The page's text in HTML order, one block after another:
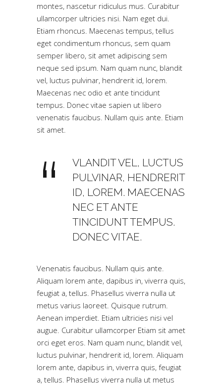
montes, nascetur ridiculus mus. Curabitur
ullamcorper ultricies nisi. Nam eget dui.
Etiam rhoncus. Maecenas tempus, tellus
eget condimentum rhoncus, sem quam
semper libero, sit amet adipiscing sem
neque sed ipsum. Nam quam nunc, blandit
vel, luctus pulvinar, hendrerit id, lorem.
Maecenas nec odio et ante tincidunt
tempus. Donec vitae sapien ut libero
venenatis faucibus. Nullam quis ante. Etiam
sit amet.
VLANDIT VEL, LUCTUS
PULVINAR, HENDRERIT
ID, LOREM. MAECENAS
NEC ET ANTE
TINCIDUNT TEMPUS.
DONEC VITAE.
Venenatis faucibus. Nullam quis ante.
Aliquam lorem ante, dapibus in, viverra quis,
feugiat a, tellus. Phasellus viverra nulla ut
metus varius laoreet. Quisque rutrum.
Aenean imperdiet. Etiam ultricies nisi vel
augue. Curabitur ullamcorper Etiam sit amet
orci eget eros. Nam quam nunc, blandit vel,
luctus pulvinar, hendrerit id, lorem. Aliquam
lorem ante, dapibus in, viverra quis, feugiat
a, tellus. Phasellus viverra nulla ut metus